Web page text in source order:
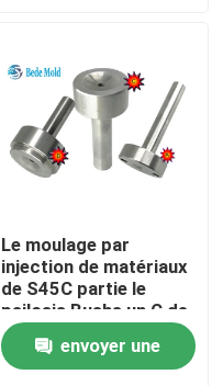
Le moulage par
injection de matériaux
de S45C partie le
psilosis Bushs un C de
B pour l'injection en
plastiqueenvoyer une